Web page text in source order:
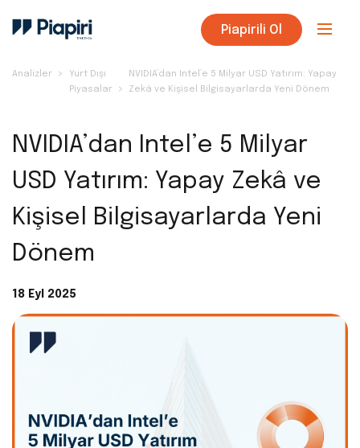
Piapirili Ol
Analizler
Yurt Dışı
Piyasalar
NVIDIA’dan Intel’e 5 Milyar USD Yatırım: Yapay
Zekâ ve Kişisel Bilgisayarlarda Yeni Dönem
NVIDIA’dan Intel’e 5 Milyar
USD Yatırım: Yapay Zekâ ve
Kişisel Bilgisayarlarda Yeni
Dönem
18 Eyl 2025